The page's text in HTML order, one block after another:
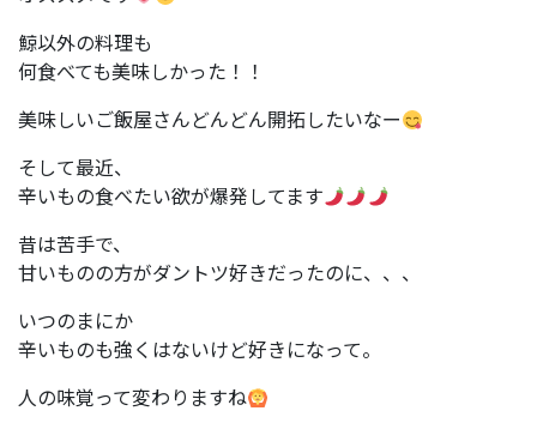
鯨以外の料理も
何食べても美味しかった！！
美味しいご飯屋さんどんどん開拓したいなー
そして最近、
辛いもの食べたい欲が爆発してます
昔は苦手で、
甘いものの方がダントツ好きだったのに、、、
いつのまにか
辛いものも強くはないけど好きになって。
人の味覚って変わりますね